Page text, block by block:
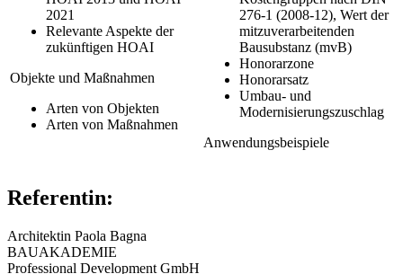
2021
Relevante Aspekte der
zukünftigen HOAI
Objekte und Maßnahmen
Arten von Objekten
Arten von Maßnahmen
276-1 (2008-12), Wert der
mitzuverarbeitenden
Bausubstanz (mvB)
Honorarzone
Honorarsatz
Umbau- und
Modernisierungszuschlag
Anwendungsbeispiele
Referentin:
Architektin Paola Bagna
BAUAKADEMIE
Professional Development GmbH